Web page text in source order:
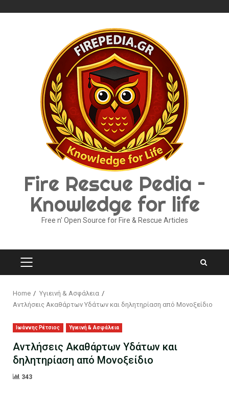
Fire Rescue Pedia –
Knowledge for life
Free n' Open Source for Fire & Rescue Articles
PRIMARY
Home
Υγιεινή & Ασφάλεια
Αντλήσεις Ακαθάρτων Υδάτων και δηλητηρίαση από Μονοξείδιο
Ιωάννης Ρέτσιος Υγιεινή & Ασφάλεια
Αντλήσεις Ακαθάρτων Υδάτων και
δηλητηρίαση από Μονοξείδιο
343